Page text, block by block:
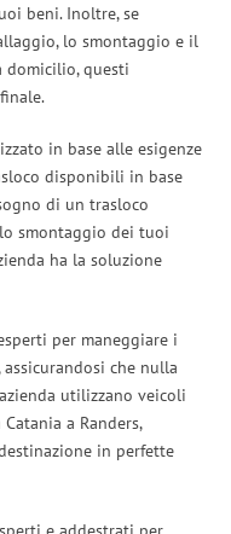
beni. Inoltre, se
lo smontaggio e il
domicilio, questi
in base alle esigenze
disponibili in base
di un trasloco
smontaggio dei tuoi
ha la soluzione
per maneggiare i
che nulla
utilizzano veicoli
a Randers,
in perfette